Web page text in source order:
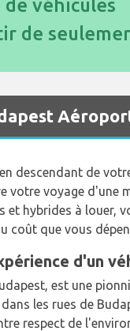
véhicules
de
descendant de
votre voyage d'une
hybrides à louer,
coût que vous
d'un
est une
les rues de
respect de